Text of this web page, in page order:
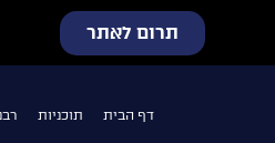
תרום לאתר
דף הבית תוכניות